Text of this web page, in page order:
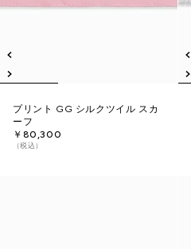
プリント GG シルクツイル スカ
ーフ
￥80,300
（税込）